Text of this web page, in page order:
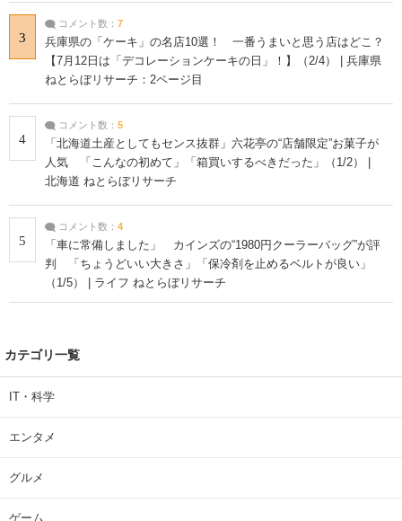
3
コメント数： 7
兵庫県の「ケーキ」の名店10選！ 一番うまいと思う店はどこ？
【7月12日は「デコレーションケーキの日」！】（2/4） | 兵庫県
ねとらぼリサーチ：2ページ目
4
コメント数： 5
「北海道土産としてもセンス抜群」六花亭の“店舗限定”お菓子が
人気 「こんなの初めて」「箱買いするべきだった」（1/2） |
北海道 ねとらぼリサーチ
5
コメント数： 4
「車に常備しました」 カインズの“1980円クーラーバッグ”が評
判 「ちょうどいい大きさ」「保冷剤を止めるベルトが良い」
（1/5） | ライフ ねとらぼリサーチ
カテゴリ一覧
IT・科学
エンタメ
グルメ
ゲーム